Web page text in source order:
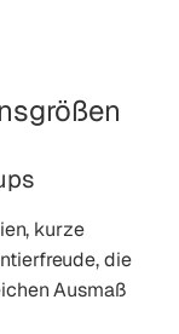
kurze
die
Ausmaß